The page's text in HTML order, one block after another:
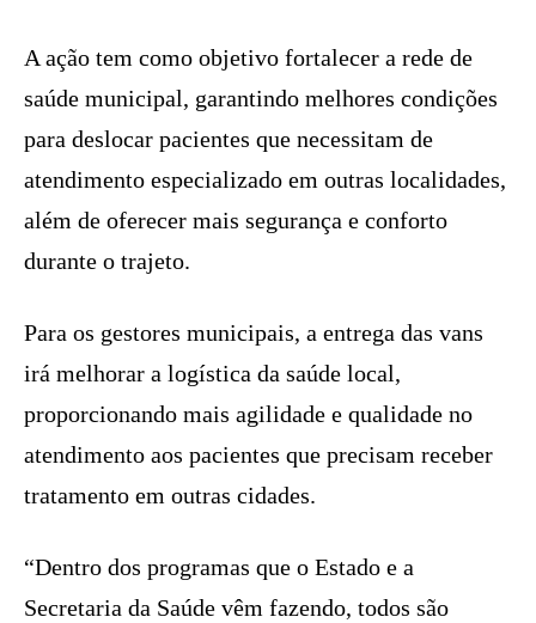
A ação tem como objetivo fortalecer a rede de
saúde municipal, garantindo melhores condições
para deslocar pacientes que necessitam de
atendimento especializado em outras localidades,
além de oferecer mais segurança e conforto
durante o trajeto.
Para os gestores municipais, a entrega das vans
irá melhorar a logística da saúde local,
proporcionando mais agilidade e qualidade no
atendimento aos pacientes que precisam receber
tratamento em outras cidades.
“Dentro dos programas que o Estado e a
Secretaria da Saúde vêm fazendo, todos são